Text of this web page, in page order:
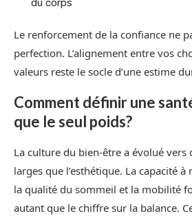
Le renforcement de la confiance ne
perfection. L’alignement entre vos
valeurs reste le socle d’une estime
Comment définir une
que le seul poids?
La culture du bien-être a évolué vers
larges que l’esthétique. La capacité à
la qualité du sommeil et la mobilité
autant que le chiffre sur la balance.